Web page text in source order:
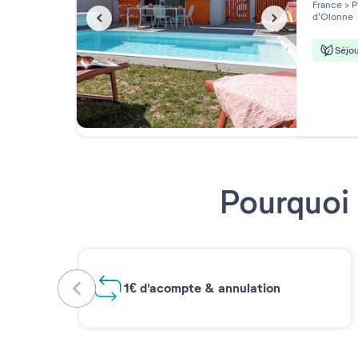
France >
d'Olonne
1€ d'acompte & annulation